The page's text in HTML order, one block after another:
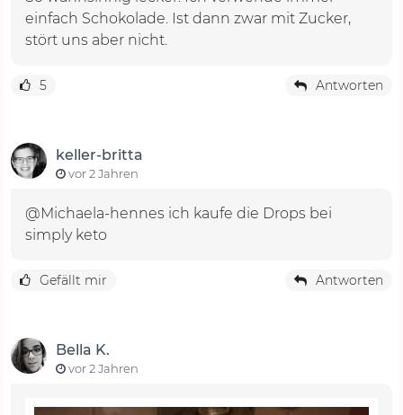
einfach Schokolade. Ist dann zwar mit Zucker,
stört uns aber nicht.
5 Antworten
keller-britta
vor 2 Jahren
@Michaela-hennes ich kaufe die Drops bei
simply keto
Gefällt mir Antworten
Bella K.
vor 2 Jahren